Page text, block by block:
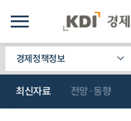
경제정책정보
최신자료 전망·동향